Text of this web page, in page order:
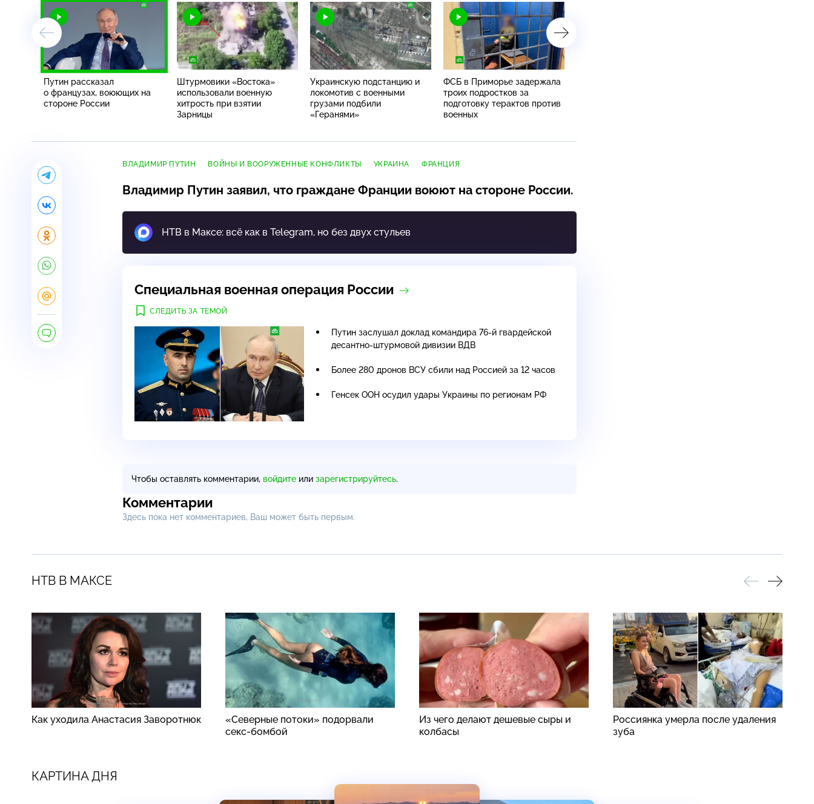
Путин рассказал
о французах, воюющих на
стороне России
Штурмовики «Востока»
использовали военную
хитрость при взятии
Зарницы
Украинскую подстанцию и
локомотив с военными
грузами подбили
«Геранями»
ФСБ в Приморье задержала
троих подростков за
подготовку терактов против
военных
ВЛАДИМИР ПУТИН ВОЙНЫ И ВООРУЖЕННЫЕ КОНФЛИКТЫ УКРАИНА ФРАНЦИЯ
Владимир Путин заявил, что граждане Франции воюют на стороне России.
НТВ в Максе: всё как в Telegram, но без двух стульев
Специальная военная операция России
СЛЕДИТЬ ЗА ТЕМОЙ
Путин заслушал доклад командира 76-й гвардейской
десантно-штурмовой дивизии ВДВ
Более 280 дронов ВСУ сбили над Россией за 12 часов
Генсек ООН осудил удары Украины по регионам РФ
Чтобы оставлять комментарии, войдите или зарегистрируйтесь.
Комментарии
Здесь пока нет комментариев, Ваш может быть первым.
НТВ В МАКСЕ
Как уходила Анастасия Заворотнюк
«Северные потоки» подорвали
секс-бомбой
Из чего делают дешевые сыры и
колбасы
Россиянка умерла после удаления
зуба
КАРТИНА ДНЯ